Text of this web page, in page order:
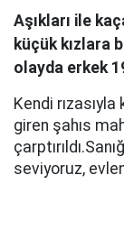
Aşıkları ile
küçük kızlara
olayda erkek
Kendi rızasıyla
giren şahıs
seviyoruz,